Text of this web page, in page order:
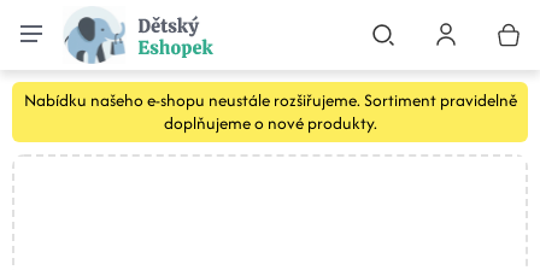
Nabídku našeho e-shopu neustále rozšiřujeme. Sortiment pravidelně
doplňujeme o nové produkty.